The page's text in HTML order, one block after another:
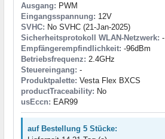
Ausgang: PWM
Eingangsspannung: 12V
SVHC: No SVHC (21-Jan-2025)
Sicherheitsprotokoll WLAN-Netzwerk: -
Empfängerempfindlichkeit: -96dBm
Betriebsfrequenz: 2.4GHz
Steuereingang: -
Produktpalette: Vesta Flex BXCS
productTraceability: No
usEccn: EAR99
auf Bestellung 5 Stücke: